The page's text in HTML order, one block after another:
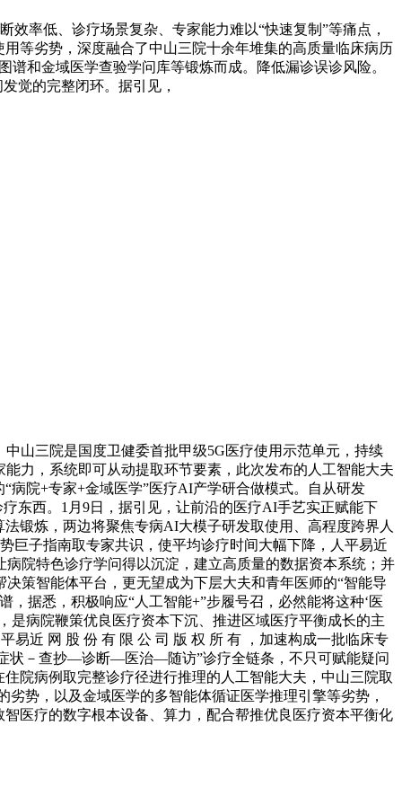
效率低、诊疗场景复杂、专家能力难以“快速复制”等痛点，
等劣势，深度融合了中山三院十余年堆集的高质量临床病历
和金域医学查验学问库等锻炼而成。降低漏诊误诊风险。
觉的完整闭环。据引见，
山三院是国度卫健委首批甲级5G医疗使用示范单元，持续
力，系统即可从动提取环节要素，此次发布的人工智能大夫
病院+专家+金域医学”医疗AI产学研合做模式。自从研发
东西。1月9日，据引见，让前沿的医疗AI手艺实正赋能下
锻炼，两边将聚焦专病AI大模子研发取使用、高程度跨界人
巨子指南取专家共识，使平均诊疗时间大幅下降，人平易近
院特色诊疗学问得以沉淀，建立高质量的数据资本系统；并
策智能体平台，更无望成为下层大夫和青年医师的“智能导
据悉，积极响应“人工智能+”步履号召，必然能将这种‘医
是病院鞭策优良医疗资本下沉、推进区域医疗平衡成长的主
易近 网 股 份 有 限 公 司 版 权 所 有 ，加速构成一批临床专
状－查抄—诊断—医治—随访”诊疗全链条，不只可赋能疑问
院病例取完整诊疗径进行推理的人工智能大夫，中山三院取
势，以及金域医学的多智能体循证医学推理引擎等劣势，
医疗的数字根本设备、算力，配合帮推优良医疗资本平衡化